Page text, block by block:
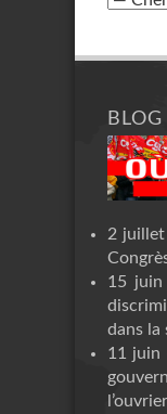
2
15 juin
dans la
11 juin